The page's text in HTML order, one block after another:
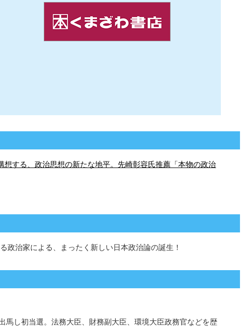
する、政治思想の新たな地平。先崎彰容氏推薦「本物の政治
治家による、まったく新しい日本政治論の誕生！
馬し初当選。法務大臣、財務副大臣、環境大臣政務官などを歴